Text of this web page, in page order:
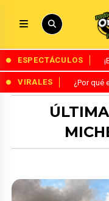
ESPECTÁCULOS
VIRALES ¿Por qué